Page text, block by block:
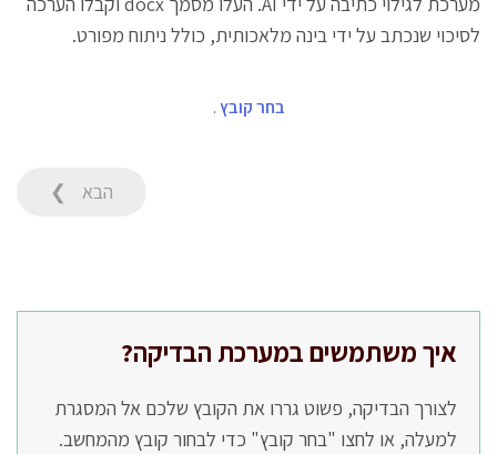
לסיכוי שנכתב על ידי בינה מלאכותית, כולל ניתוח מפורט.
בחר קובץ.
הבא ❯
איך משתמשים במערכת הבדיקה?
לצורך הבדיקה, פשוט גררו את הקובץ שלכם אל המסגרת
למעלה, או לחצו "בחר קובץ" כדי לבחור קובץ מהמחשב.